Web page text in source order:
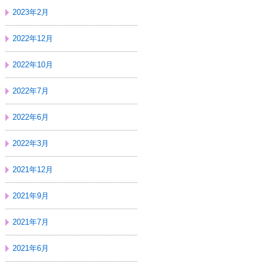
2023年2月
2022年12月
2022年10月
2022年7月
2022年6月
2022年3月
2021年12月
2021年9月
2021年7月
2021年6月